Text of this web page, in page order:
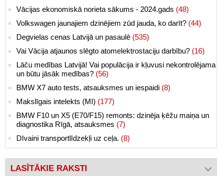
Vācijas ekonomiskā norieta sākums - 2024.gads (48)
Volkswagen jaunajiem dzinējiem zūd jauda, ko darīt? (44)
Degvielas cenas Latvijā un pasaulē (535)
Vai Vācija atjaunos slēgto atomelektrostaciju darbību? (16)
Lāču medības Latvijā! Vai populācija ir kļuvusi nekontrolējama
un būtu jāsāk medības? (56)
BMW X7 auto tests, atsauksmes un iespaidi (8)
Makslīgais intelekts (MI) (177)
BMW F10 un X5 (E70/F15) remonts: dzinēja ķēžu maiņa un
diagnostika Rīgā, atsauksmes (7)
Dīvaini transportlīdzekļi uz ceļa. (8)
LASĪTĀKIE RAKSTI